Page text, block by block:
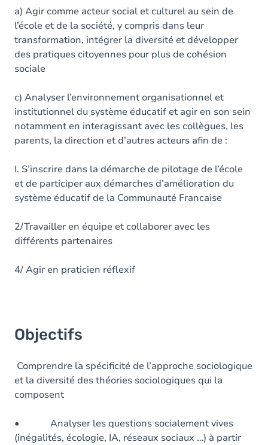
a) Agir comme acteur social et culturel au sein de
l’école et de la société, y compris dans leur
transformation, intégrer la diversité et développer
des pratiques citoyennes pour plus de cohésion
sociale
c) Analyser l’environnement organisationnel et
institutionnel du système éducatif et agir en son sein
notamment en interagissant avec les collègues, les
parents, la direction et d’autres acteurs afin de :
I. S’inscrire dans la démarche de pilotage de l’école
et de participer aux démarches d’amélioration du
système éducatif de la Communauté Francaise
2/Travailler en équipe et collaborer avec les
différents partenaires
4/ Agir en praticien réflexif
Objectifs
Comprendre la spécificité de l’approche sociologique
et la diversité des théories sociologiques qui la
composent
• Analyser les questions socialement vives
(inégalités, écologie, IA, réseaux sociaux …) à partir